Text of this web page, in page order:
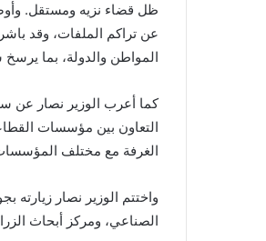
ظل قضاء نزيه ومستقل.
عن تراكم الملفات، وقد
المواطن والدولة، بما يرسخ
كما أعرب الوزير نصار عن
التعاون بين مؤسسات
الغرفة مع مختلف
واختتم الوزير نصار
الصناعي، ومركز أبحاث